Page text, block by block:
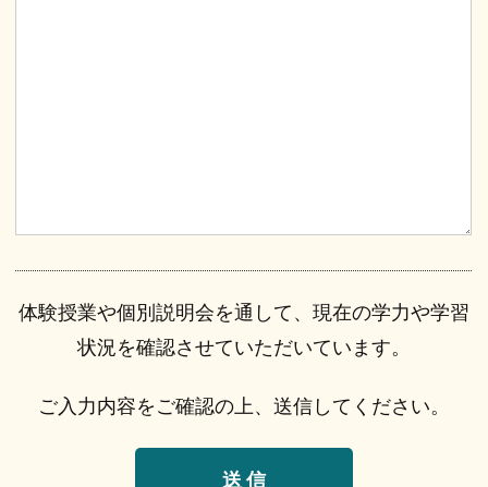
体験授業や個別説明会を通して、現在の学力や学習
状況を確認させていただいています。
ご入力内容をご確認の上、送信してください。